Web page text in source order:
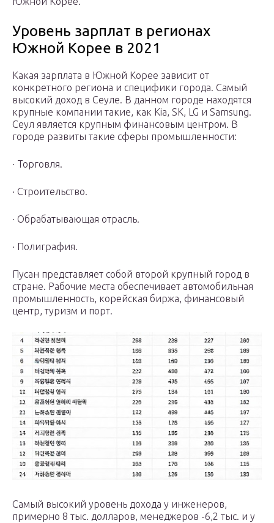
Уровень зарплат в регионах
Южной Корее в 2021
Какая зарплата в Южной Корее зависит от
конкретного региона и специфики города. Самый
высокий доход в Сеуле. В данном городе находятся
крупные компании такие, как Kia, SK, LG и Samsung.
Сеул является крупным финансовым центром. В
городе развиты такие сферы промышленности:
· Торговля.
· Строительство.
· Обрабатывающая отрасль.
· Полиграфия.
Пусан представляет собой второй крупный город в
стране. Рабочие места обеспечивает автомобильная
промышленность, корейская биржа, финансовый
центр, туризм и порт.
Самый высокий уровень дохода у инженеров,
примерно 8 тыс. долларов, менеджеров -6,2 тыс. и у